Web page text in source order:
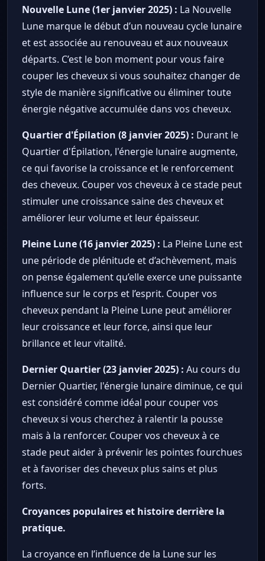
Nouvelle Lune (1er janvier 2025) : La Nouvelle
Lune marque le début d’un nouveau cycle lunaire
et est associée au renouveau et aux nouveaux
départs. C’est le bon moment pour vous faire
couper les cheveux si vous souhaitez changer de
style de manière significative ou éliminer toute
énergie négative accumulée dans vos cheveux.
Quartier d'Épilation (8 janvier 2025) : Durant le
Quartier d'Épilation, l'énergie lunaire augmente,
ce qui favorise la croissance et le renforcement
des cheveux. Couper vos cheveux à ce stade peut
stimuler une croissance saine des cheveux et
améliorer leur volume et leur épaisseur.
Pleine Lune (16 janvier 2025) : La Pleine Lune est
une période de plénitude et d’achèvement, mais
on pense également qu’elle exerce une puissante
influence sur le corps et l’esprit. Couper vos
cheveux pendant la Pleine Lune peut améliorer
leur croissance et leur force, ainsi que leur
brillance et leur vitalité.
Dernier Quartier (23 janvier 2025) : Au cours du
Dernier Quartier, l'énergie lunaire diminue, ce qui
est considéré comme idéal pour couper vos
cheveux si vous cherchez à ralentir la pousse
mais à la renforcer. Couper vos cheveux à ce
stade peut aider à prévenir les pointes fourchues
et à favoriser des cheveux plus sains et plus
forts.
Croyances populaires et histoire derrière la
pratique.
La croyance en l’influence de la Lune sur les